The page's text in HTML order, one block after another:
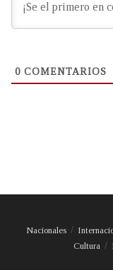
0 COMENTARIOS
Nacionales
Cultura